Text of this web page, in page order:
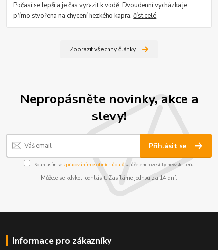
Počasí se lepší a je čas vyrazit k vodě. Dvoudenní vycházka je
přímo stvořena na chycení hezkého kapra.číst celé
Zobrazit všechny články
Nepropásněte novinky, akce a
slevy!
Přihlásit se
Souhlasím se zpracováním osobních údajůza účelem rozesílky newsletteru.
Můžete se kdykoli odhlásit. Zasíláme jednou za 14 dní.
Informace pro zákazníky